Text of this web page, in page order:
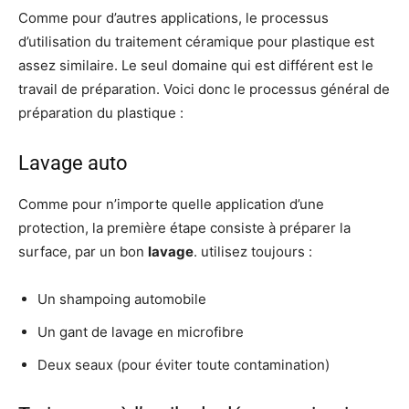
Comme pour d’autres applications, le processus
d’utilisation du traitement céramique pour plastique est
assez similaire. Le seul domaine qui est différent est le
travail de préparation. Voici donc le processus général de
préparation du plastique :
Lavage auto
Comme pour n’importe quelle application d’une
protection, la première étape consiste à préparer la
surface, par un bon lavage. utilisez toujours :
Un shampoing automobile
Un gant de lavage en microfibre
Deux seaux (pour éviter toute contamination)